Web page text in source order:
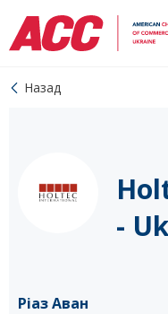
Назад
-
Ріаз Аван